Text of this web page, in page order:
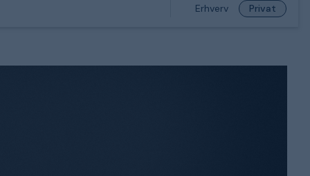
Erhverv Privat